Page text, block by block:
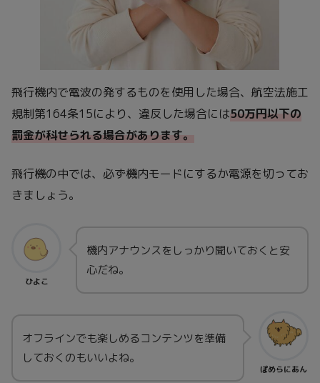
飛行機内で電波の発するものを使用した場合、航空法施工
規制第164条15により、違反した場合には50万円以下の
罰金が科せられる場合があります。
飛行機の中では、必ず機内モードにするか電源を切ってお
きましょう。
ひよこ
機内アナウンスをしっかり聞いておくと安
心だね。
ぽめらにあん
オフラインでも楽しめるコンテンツを準備
しておくのもいいよね。